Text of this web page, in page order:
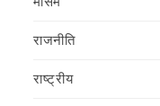
राजनीति
राष्ट्रीय